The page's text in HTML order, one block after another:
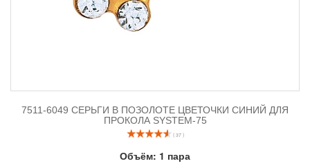
7511-6049 СЕРЬГИ В ПОЗОЛОТЕ ЦВЕТОЧКИ СИНИЙ ДЛЯ
ПРОКОЛА SYSTEM-75
( 37 )
Объём: 1 пара